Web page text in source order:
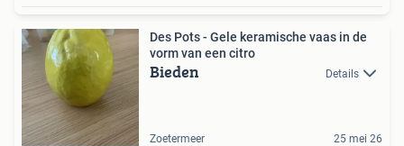
Des Pots - Gele keramische vaas in de
vorm van een citro
Bieden Details
Zoetermeer 25 mei 26